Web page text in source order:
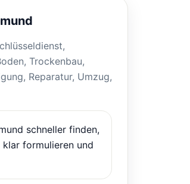
Trockenbau,
Reparatur, Umzug,
schneller finden,
formulieren und